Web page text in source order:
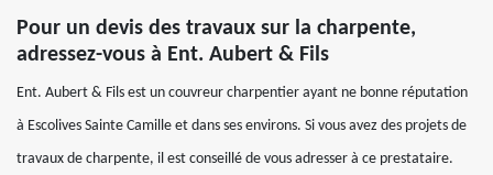
Pour un devis des travaux sur la charpente,
adressez-vous à Ent. Aubert & Fils
Ent. Aubert & Fils est un couvreur charpentier ayant ne bonne réputation
à Escolives Sainte Camille et dans ses environs. Si vous avez des projets de
travaux de charpente, il est conseillé de vous adresser à ce prestataire.